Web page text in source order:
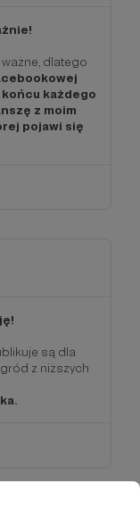
dlatego
każdego
z moim
pojawi się
są dla
z niższych